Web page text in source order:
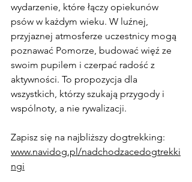
wydarzenie, które łączy opiekunów
psów w każdym wieku. W luźnej,
przyjaznej atmosferze uczestnicy mogą
poznawać Pomorze, budować więź ze
swoim pupilem i czerpać radość z
aktywności. To propozycja dla
wszystkich, którzy szukają przygody i
wspólnoty, a nie rywalizacji.
Zapisz się na najbliższy dogtrekking:
www.navidog.pl/nadchodzacedogtrekki
ngi